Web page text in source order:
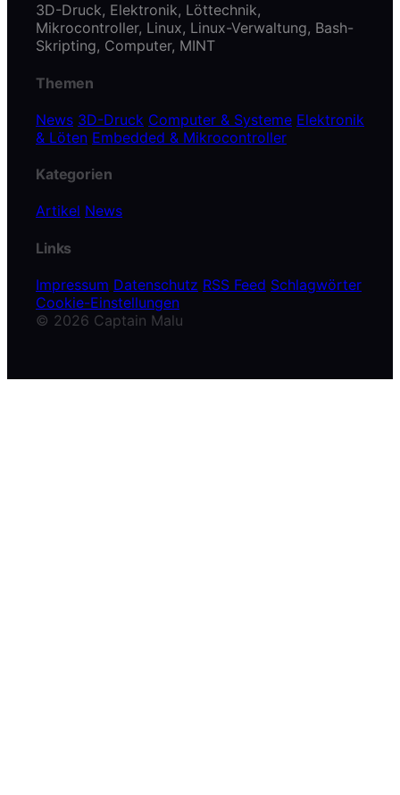
3D-Druck, Elektronik, Löttechnik,
Mikrocontroller, Linux, Linux-Verwaltung, Bash-
Skripting, Computer, MINT
Themen
News 3D-Druck Computer & Systeme Elektronik
& Löten Embedded & Mikrocontroller
Kategorien
Artikel News
Links
Impressum Datenschutz RSS Feed Schlagwörter
Cookie-Einstellungen
© 2026 Captain Malu